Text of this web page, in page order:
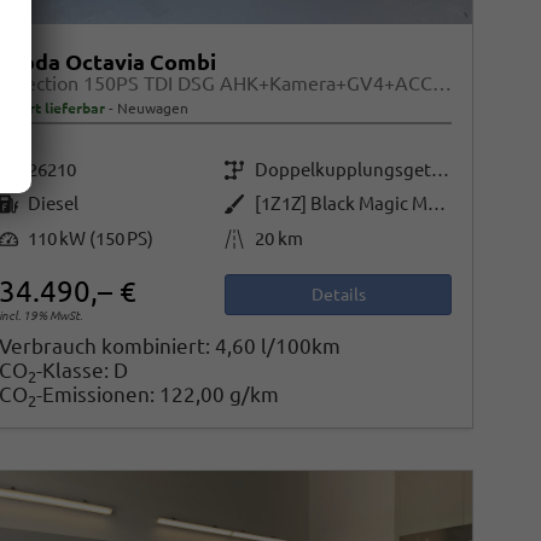
Skoda Octavia Combi
Selection 150PS TDI DSG AHK+Kamera+GV4+ACC+TravelAssist+Sunset+Alu+LightAssist
sofort lieferbar Neuwagen
26210 Getriebe
Doppelkupplungsgetriebe (DSG)
Kraftstoff Diesel Außenfarbe
[1Z1Z] Black Magic Metallic
Leistung 110 kW (150 PS) Kilometerstand 20 km
34.490,– €
incl. 19% MwSt.
Details
Verbrauch kombiniert: 4,60 l/100km
CO2-Klasse: D
CO2-Emissionen: 122,00 g/km